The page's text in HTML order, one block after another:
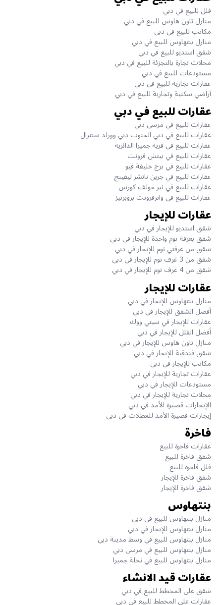
فلل للبيع في دبي
منازل تاون هاوس للبيع في دبي
مكاتب للبيع في دبي
منازل بنتهاوس للبيع في دبي
شقق استديو للبيع في دبي
محلات تجارة بالتجزئة للبيع في دبي
مستودعات للبيع في دبي
عقارات تجارية للبيع في دبي
آراضي سكنية وتجارية للبيع في دبي
عقارات للبيع في دبي
عقارات للبيع في مرسى دبي
عقارات للبيع في دبي الجنوب دبي وورلد سنترال
عقارات للبيع في قرية جميرا الدائرية
عقارات للبيع في بيتش فرونت
عقارات للبيع في برج خليفة فيو
عقارات للبيع في جرين ناتشر ليفينج
عقارات للبيع في نير جولف كورس
عقارات للبيع في واترفرونت بروبرتيز
عقارات للإيجار
شقق استديو للإيجار في دبي
شقق بغرفة نوم واحدة للإيجار في دبي
شقق من غرفتي نوم للإيجار في دبي
شقق من 3 غرف نوم للإيجار في دبي
شقق من 4 غرف نوم للإيجار في دبي
عقارات للإيجار
منازل بنتهاوس للإيجار في دبي
أفضل الشقق للإيجار في دبي
عقارات للإيجار في سيتي ووك
أفضل الفلل للإيجار في دبي
منازل تاون هاوس للإيجار في دبي
شقق فندقية للإيجار في دبي
مكاتب للإيجار في دبي
عقارات تجارية للإيجار في دبي
مستودعات للإيجار في دبي
محلات تجارية للإيجار في دبي
الإيجارات قصيرة الأمد في دبي
إيجارات قصيرة الأمد للعطلات في دبي
فاخرة
عقارات فاخرة للبيع
شقق فاخرة للبيع
فلل فاخرة للبيع
شقق فاخرة للإيجار
شقق فاخرة للإيجار
بنتهاوس
منازل بنتهاوس للبيع في دبي
منازل بنتهاوس للإيجار في دبي
منازل بنتهاوس للبيع في وسط مدينة دبي
منازل بنتهاوس للبيع في مرسى دبي
منازل بنتهاوس للبيع في نخلة جميرا
عقارات قيد الانشاء
شقق على المخطط للبيع في دبي
عقارات على المخطط للبيع في دبي